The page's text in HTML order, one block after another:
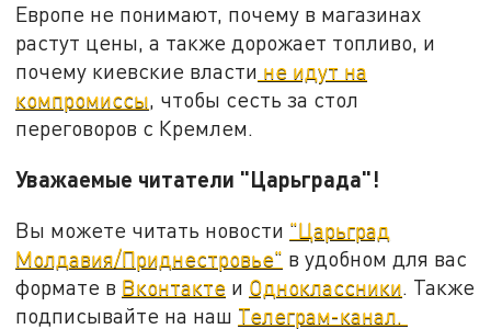
Европе не понимают, почему в магазинах
растут цены, а также дорожает топливо, и
почему киевские власти не идут на
компромиссы, чтобы сесть за стол
переговоров с Кремлем.
Уважаемые читатели "Царьграда"!
Вы можете читать новости "Царьград
Молдавия/Приднестровье" в удобном для вас
формате в Вконтакте и Одноклассники. Также
подписывайте на наш Телеграм-канал.